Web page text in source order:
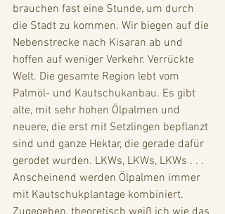
brauchen fast eine Stunde, um durch
die Stadt zu kommen. Wir biegen auf die
Nebenstrecke nach Kisaran ab und
hoffen auf weniger Verkehr. Verrückte
Welt. Die gesamte Region lebt vom
Palmöl- und Kautschukanbau. Es gibt
alte, mit sehr hohen Ölpalmen und
neuere, die erst mit Setzlingen bepflanzt
sind und ganze Hektar, die gerade dafür
gerodet wurden. LKWs, LKWs, LKWs . . .
Anscheinend werden Ölpalmen immer
mit Kautschukplantage kombiniert.